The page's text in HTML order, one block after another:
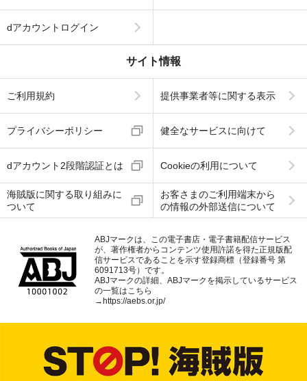
dアカウントログイン
サイト情報
ご利用規約 提供事業者等に関する表示
プライバシーポリシー 健全なサービスに向けて
dアカウント2段階認証とは Cookieの利用について
海賊版に関する取り組みに
ついて
お客さまのご利用端末から
の情報の外部送信について
ABJマークは、この電子書店・電子書籍配信サービス
が、著作権者からコンテンツ使用許諾を得た正規版配
信サービスであることを示す登録商標（登録番号 第
6091713号）です。
ABJマークの詳細、ABJマークを掲示しているサービス
の一覧はこちら
→ https://aebs.or.jp/